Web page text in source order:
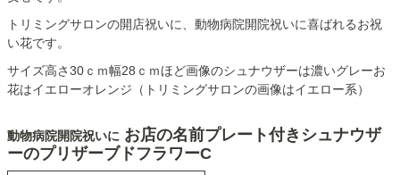
トリミングサロンの開店祝いに、動物病院開院祝いに喜ばれるお祝
い花です。
サイズ高さ30ｃｍ幅28ｃｍほど画像のシュナウザーは濃いグレーお
花はイエローオレンジ（トリミングサロンの画像はイエロー系）
動物病院開院祝いに お店の名前プレート付きシュナウザ
ーのプリザーブドフラワーC